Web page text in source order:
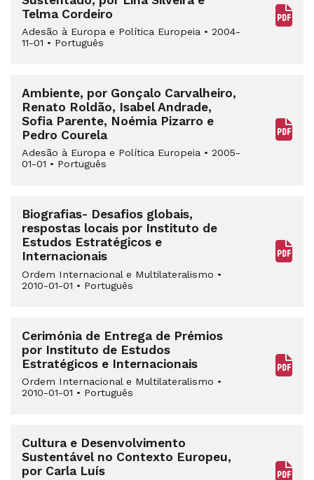
Telma Cordeiro
Adesão à Europa e Política Europeia • 2004-
11-01 • Português
Ambiente, por Gonçalo Carvalheiro,
Renato Roldão, Isabel Andrade,
Sofia Parente, Noémia Pizarro e
Pedro Courela
Adesão à Europa e Política Europeia • 2005-
01-01 • Português
Biografias- Desafios globais,
respostas locais por Instituto de
Estudos Estratégicos e
Internacionais
Ordem Internacional e Multilateralismo •
2010-01-01 • Português
Cerimónia de Entrega de Prémios
por Instituto de Estudos
Estratégicos e Internacionais
Ordem Internacional e Multilateralismo •
2010-01-01 • Português
Cultura e Desenvolvimento
Sustentável no Contexto Europeu,
por Carla Luís